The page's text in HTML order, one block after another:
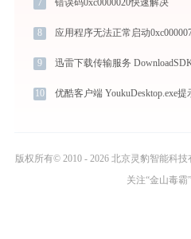
7 错误码0xc0000020快速解决
8 应用程序无法正常启动
9
10
版权所有© 2010 - 2026 北京灵豹智能科技
关注“金山毒霸